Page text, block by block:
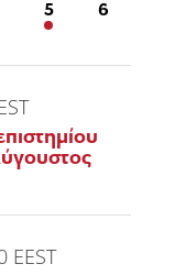
1
event
5
0
6
EEST